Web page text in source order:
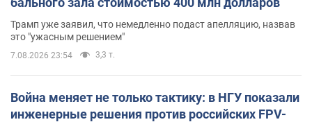
Трамп уже заявил, что немедленно подаст апелляцию, назвав
это "ужасным решением"
7.08.2026 23:54 3,3 т.
Война меняет не только тактику: в НГУ показали
инженерные решения против российских FPV-